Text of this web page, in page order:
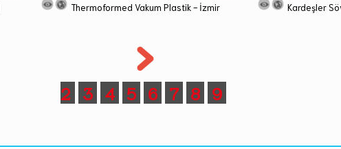
Thermoformed Vakum Plastik - İzmir Kardeşler
2 3 4 5 6 7 8 9